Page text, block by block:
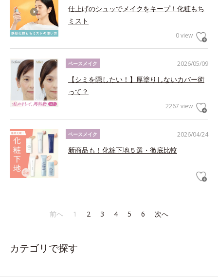
仕上げのシュッでメイクをキープ！化粧もち
ミスト
0 view
2026/05/09
ベースメイク
【シミを隠したい！】厚塗りしないカバー術
って？
2267 view
2026/04/24
ベースメイク
新商品も！化粧下地５選・徹底比較
前へ 1 2 3 4 5 6 次へ
カテゴリで探す